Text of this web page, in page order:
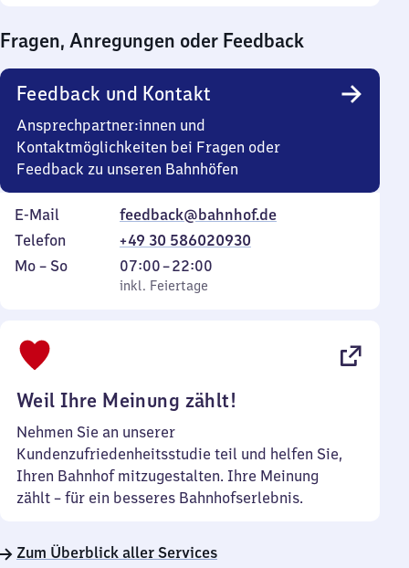
0
Uhr
Fragen, Anregungen oder Feedback
Feedback und Kontakt
Ansprechpartner:innen und
Kontaktmöglichkeiten bei Fragen oder
Feedback zu unseren Bahnhöfen
E-Mail
feedback@bahnhof.de
Telefon
+49 30 586020930
Montag
Mo – So,
inkl. Feiertage
07:00–22:00
Von
7
inkl. Feiertage
Weil Ihre Meinung zählt!
Nehmen Sie an unserer
Kundenzufriedenheitsstudie teil und helfen Sie,
Ihren Bahnhof mitzugestalten. Ihre Meinung
zählt – für ein besseres Bahnhofserlebnis.
Zum Überblick aller Services